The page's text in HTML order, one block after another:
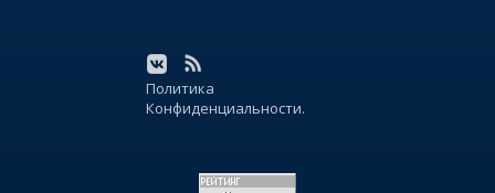
Политика
Конфиденциальности.